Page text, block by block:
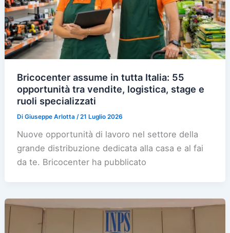
Bricocenter assume in tutta Italia: 55
opportunità tra vendite, logistica, stage e
ruoli specializzati
DiGiuseppe Arlotta/21 Luglio 2026
Nuove opportunità di lavoro nel settore della
grande distribuzione dedicata alla casa e al fai
da te. Bricocenter ha pubblicato